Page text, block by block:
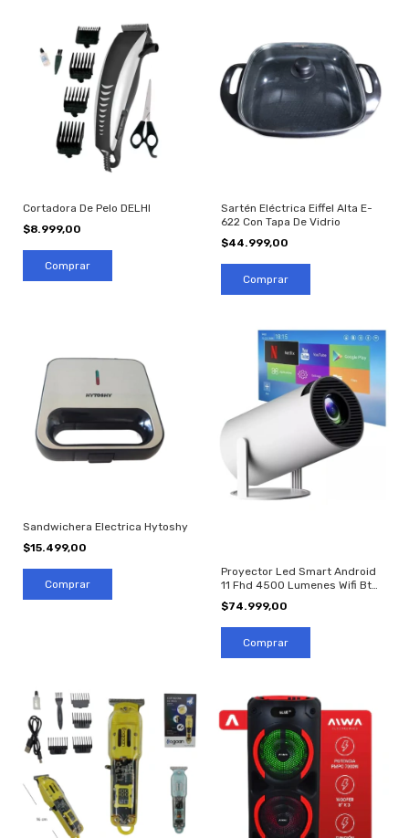
Cortadora De Pelo DELHI
$8.999,00
Sartén Eléctrica Eiffel Alta E-
622 Con Tapa De Vidrio
$44.999,00
Sandwichera Electrica Hytoshy
$15.499,00
Proyector Led Smart Android
11 Fhd 4500 Lumenes Wifi Bt
Color Blanco
$74.999,00